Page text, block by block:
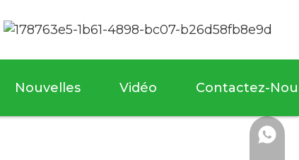
Nouvelles Vidéo Contactez-